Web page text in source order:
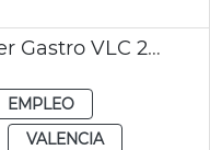
Formación Escuela Taller Gastro VLC 2024 València
EMPLEO
VALENCIA